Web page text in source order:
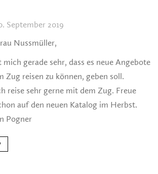
September 2019
Nussmüller,
mich gerade sehr, dass es neue Angebote
Zug reisen zu können, geben soll.
reise sehr gerne mit dem Zug. Freue
auf den neuen Katalog im Herbst.
Pogner